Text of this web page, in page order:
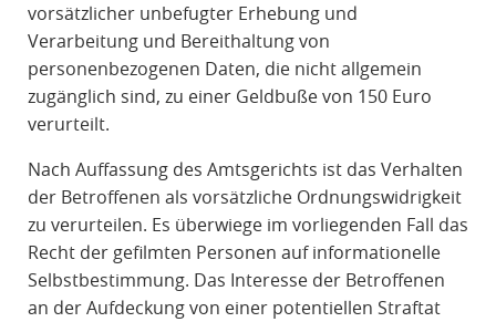
vorsätzlicher unbefugter Erhebung und
Verarbeitung und Bereithaltung von
personenbezogenen Daten, die nicht allgemein
zugänglich sind, zu einer Geldbuße von 150 Euro
verurteilt.
Nach Auffassung des Amtsgerichts ist das Verhalten
der Betroffenen als vorsätzliche Ordnungswidrigkeit
zu verurteilen. Es überwiege im vorliegenden Fall das
Recht der gefilmten Personen auf informationelle
Selbstbestimmung. Das Interesse der Betroffenen
an der Aufdeckung von einer potentiellen Straftat